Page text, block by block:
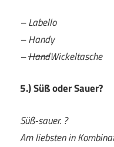
– Labello
– Handy
–HandWickeltasche
5.) Süß oder Sauer?
Süß-sauer. ?
Am liebsten in